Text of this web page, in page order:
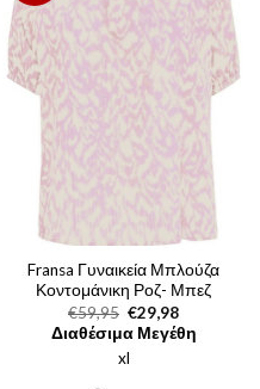
Fransa Γυναικεία Μπλούζα
Κοντομάνικη Ροζ- Μπεζ
€59,95 Original
price
was:
€59,95.
€29,98Η
τρέχουσα
τιμή
Διαθέσιμα Μεγέθη
xl